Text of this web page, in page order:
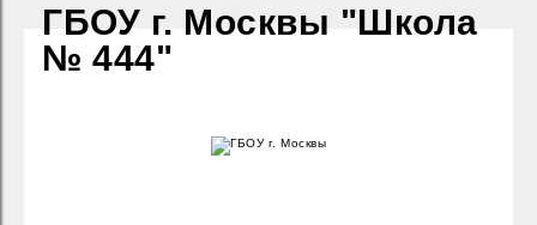
ГБОУ г. Москвы "Школа
№ 444"